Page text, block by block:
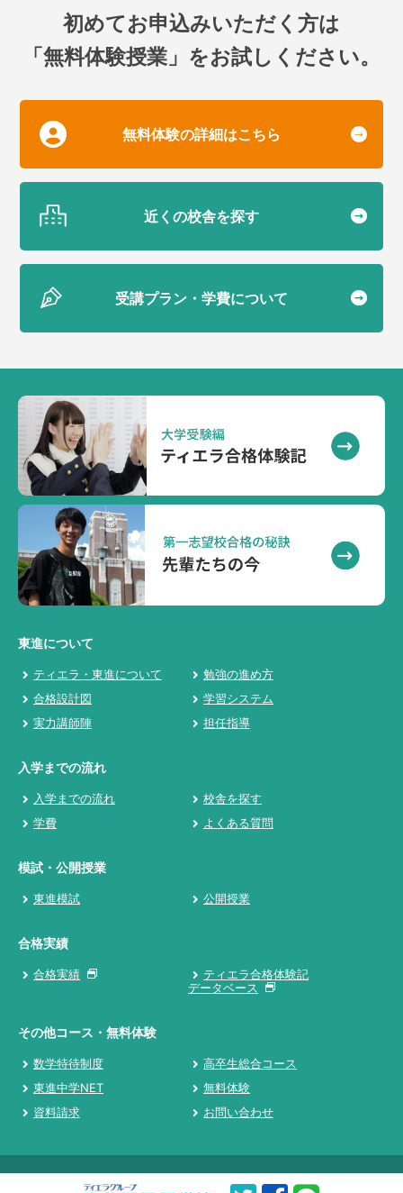
初めてお申込みいただく方は
「無料体験授業」をお試しください。
無料体験の詳細はこちら
近くの校舎を探す
受講プラン・学費について
東進について
ティエラ・東進について
勉強の進め方
合格設計図
学習システム
実力講師陣
担任指導
入学までの流れ
入学までの流れ
校舎を探す
学費
よくある質問
模試・公開授業
東進模試 公開授業
合格実績
合格実績
ティエラ合格体験記
データベース
その他コース・無料体験
数学特待制度
高卒生総合コース
東進中学NET
無料体験
資料請求
お問い合わせ